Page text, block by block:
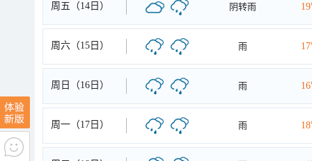
周五（14日） 阴转雨
周六（15日） 雨
周日（16日） 雨
周一（17日） 雨